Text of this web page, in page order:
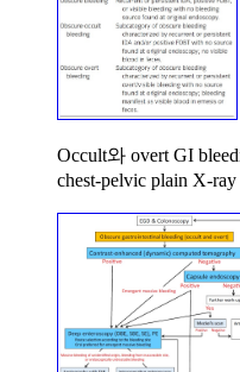
Occult와 overt GI
chest-pelvic plain X-